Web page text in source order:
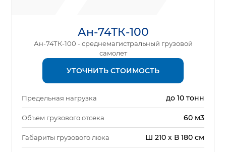
Ан-74ТК-100
Ан-74ТК-100 - среднемагистральный грузовой
самолет
УТОЧНИТЬ СТОИМОСТЬ
Предельная нагрузка до 10 тонн
Объем грузового отсека 60 м3
Габариты грузового люка Ш 210 х В 180 см